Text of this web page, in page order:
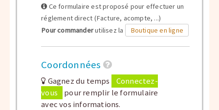
Ce formulaire est proposé pour effectuer un
réglement direct (Facture, acompte, ...)
Pour commanderutilisez la Boutique en ligne
Coordonnées
Gagnez du temps
Connectez-
vous
pour remplir le formulaire
avec vos informations.